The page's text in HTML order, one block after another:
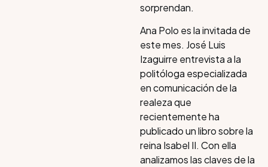
sorprendan.
Ana Polo es la invitada de
este mes. José Luis
Izaguirre entrevista a la
politóloga especializada
en comunicación de la
realeza que
recientemente ha
publicado un libro sobre la
reina Isabel II. Con ella
analizamos las claves de la